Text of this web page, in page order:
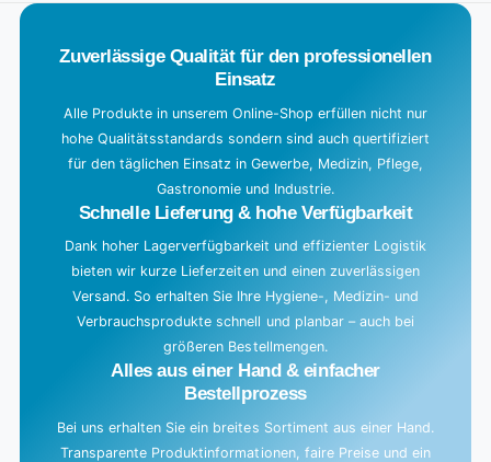
Zuverlässige Qualität für den professionellen
Einsatz
Alle Produkte in unserem Online-Shop erfüllen nicht nur
hohe Qualitätsstandards sondern sind auch quertifiziert
für den täglichen Einsatz in Gewerbe, Medizin, Pflege,
Gastronomie und Industrie.
Schnelle Lieferung & hohe Verfügbarkeit
Dank hoher Lagerverfügbarkeit und effizienter Logistik
bieten wir kurze Lieferzeiten und einen zuverlässigen
Versand. So erhalten Sie Ihre Hygiene-, Medizin- und
Verbrauchsprodukte schnell und planbar – auch bei
größeren Bestellmengen.
Alles aus einer Hand & einfacher
Bestellprozess
Bei uns erhalten Sie ein breites Sortiment aus einer Hand.
Transparente Produktinformationen, faire Preise und ein